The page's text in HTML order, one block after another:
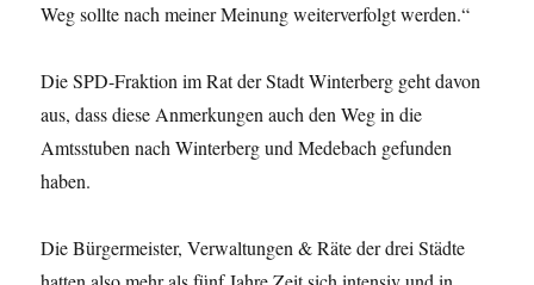
Weg sollte nach meiner Meinung weiterverfolgt werden.“
Die SPD-Fraktion im Rat der Stadt Winterberg geht davon
aus, dass diese Anmerkungen auch den Weg in die
Amtsstuben nach Winterberg und Medebach gefunden
haben.
Die Bürgermeister, Verwaltungen & Räte der drei Städte